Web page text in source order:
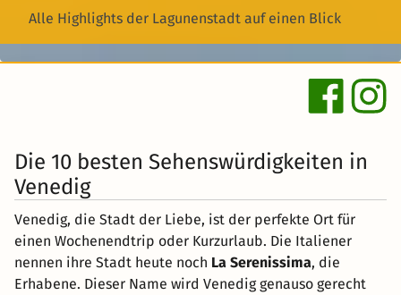
Alle Highlights der Lagunenstadt auf einen Blick
Die 10 besten Sehenswürdigkeiten in
Venedig
Venedig, die Stadt der Liebe, ist der perfekte Ort für
einen Wochenendtrip oder Kurzurlaub. Die Italiener
nennen ihre Stadt heute noch La Serenissima, die
Erhabene. Dieser Name wird Venedig genauso gerecht